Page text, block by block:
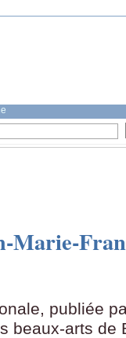
Marie-
publiée
beaux-arts de